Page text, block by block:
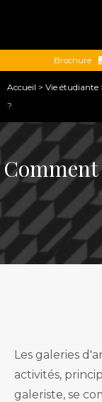
Vous
êtes
ici
Accueil > Vie étudiante
?
Les galeries
activités,
galeriste, se
Brochure